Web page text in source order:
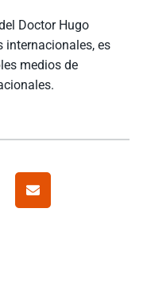
Doctor Hugo
internacionales, es
medios de